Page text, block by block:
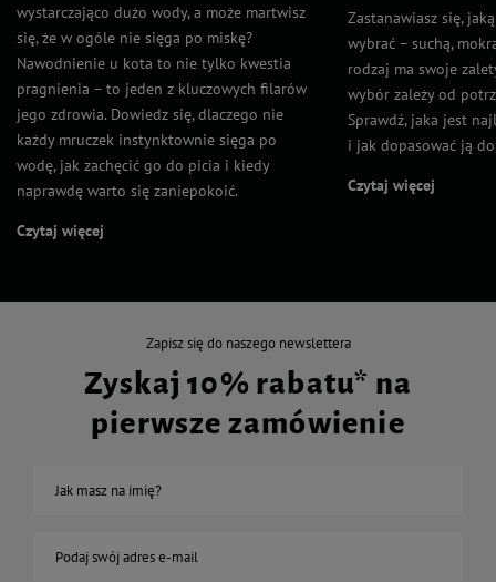
wystarczająco dużo wody, a może martwisz
się, że w ogóle nie sięga po miskę?
Nawodnienie u kota to nie tylko kwestia
pragnienia – to jeden z kluczowych filarów
jego zdrowia. Dowiedz się, dlaczego nie
każdy mruczek instynktownie sięga po
wodę, jak zachęcić go do picia i kiedy
naprawdę warto się zaniepokoić.
Czytaj więcej
Zastanawiasz się,
wybrać – suchą,
rodzaj ma swoje
wybór zależy od
Sprawdź, jaka jest
i jak dopasować ją
Czytaj więcej
Zapisz się do naszego newslettera
Zyskaj 10% rabatu* na
pierwsze zamówienie
Jak masz na imię?
Podaj swój adres e-mail